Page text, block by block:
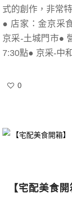
式的創作，非常
● 店家：金京采
京采-土城門市●
7:30點● 京采-中
0
【宅配美食